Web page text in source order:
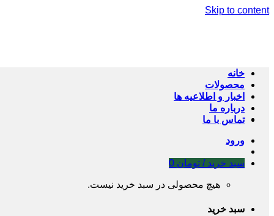
Skip to content
ورود
سبد خرید / تومان
هیچ محصولی در سبد خرید نیست.
سبد خرید
خانه
محصولات
اخبار و اطلاعیه ها
درباره ما
تماس با ما